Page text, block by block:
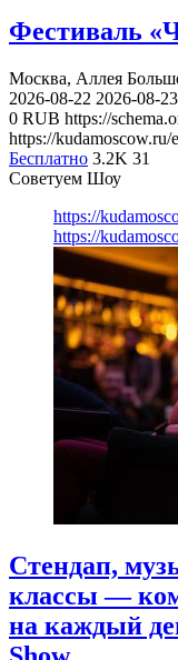
Фестиваль
Москва, Аллея
2026-08-22 2026-08-23
0 RUB https://
https://
Бесплатно 3.2K 31
Советуем Шоу
https://
https://
Стендап,
классы —
на каждый